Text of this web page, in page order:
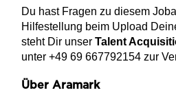
Du hast Fragen zu diesem
Hilfestellung beim Upload
steht Dir unser Talent
unter +49 69 667792154 zur
Über Aramark